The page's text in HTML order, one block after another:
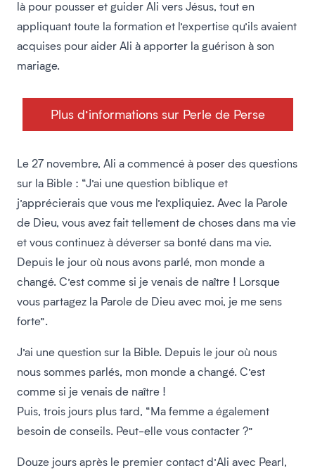
là pour pousser et guider Ali vers Jésus, tout en
appliquant toute la formation et l’expertise qu’ils avaient
acquises pour aider Ali à apporter la guérison à son
mariage.
Plus d’informations sur Perle de Perse
Le 27 novembre, Ali a commencé à poser des questions
sur la Bible : “J’ai une question biblique et
j’apprécierais que vous me l’expliquiez. Avec la Parole
de Dieu, vous avez fait tellement de choses dans ma vie
et vous continuez à déverser sa bonté dans ma vie.
Depuis le jour où nous avons parlé, mon monde a
changé. C’est comme si je venais de naître ! Lorsque
vous partagez la Parole de Dieu avec moi, je me sens
forte”.
J’ai une question sur la Bible. Depuis le jour où nous
nous sommes parlés, mon monde a changé. C’est
comme si je venais de naître !
Puis, trois jours plus tard, “Ma femme a également
besoin de conseils. Peut-elle vous contacter ?”
Douze jours après le premier contact d’Ali avec Pearl,